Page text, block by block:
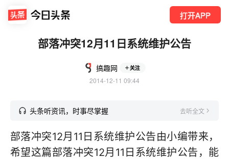
打开APP
部落冲突12月11日系统维护公告
搞趣网 关注
2014-12-11 09:44
头条听资讯，时事尽掌握 去听全文
部落冲突12月11日系统维护公告由小编带来，
希望这篇部落冲突12月11日系统维护公告，能